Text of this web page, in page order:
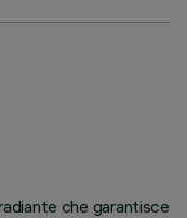
che garantisce